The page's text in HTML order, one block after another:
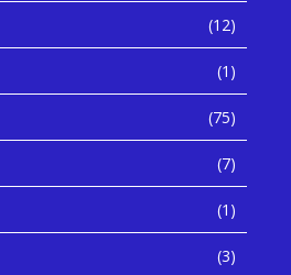
(12)
(1)
(75)
(7)
(1)
(3)